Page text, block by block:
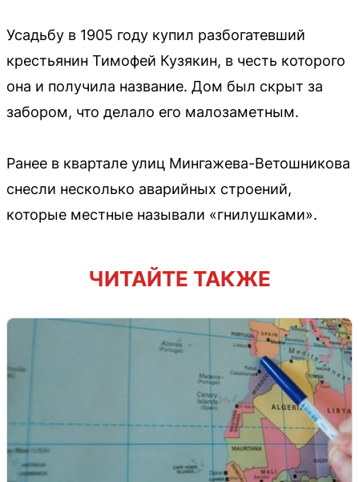
Усадьбу в 1905 году купил разбогатевший
крестьянин Тимофей Кузякин, в честь которого
она и получила название. Дом был скрыт за
забором, что делало его малозаметным.
Ранее в квартале улиц Мингажева-Ветошникова
снесли несколько аварийных строений,
которые местные называли «гнилушками».
ЧИТАЙТЕ ТАКЖЕ